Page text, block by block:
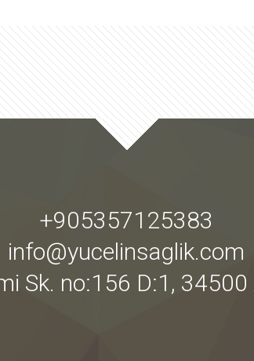
+905357125383
info@yucelinsaglik.com
Sk. no:156 D:1,